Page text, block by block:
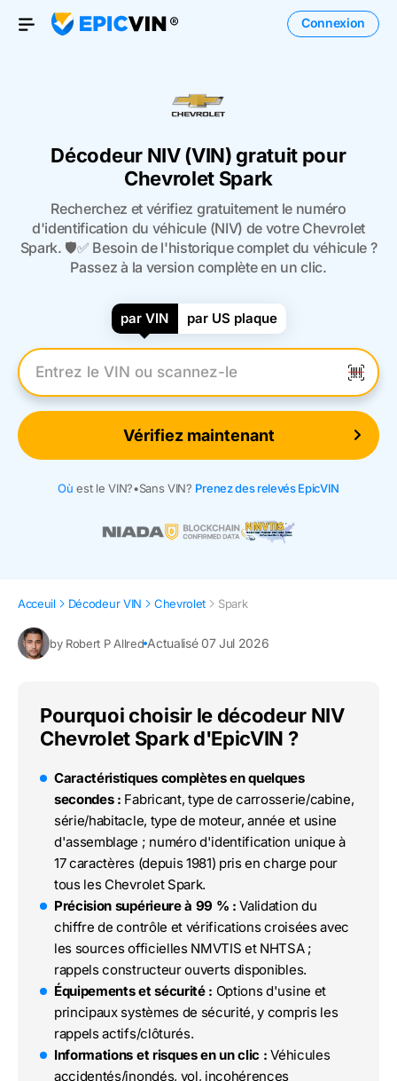
Open Menu
Connexion
Décodeur NIV (VIN) gratuit pour
Chevrolet Spark
Recherchez et vérifiez gratuitement le numéro
d'identification du véhicule (NIV) de votre Chevrolet
Spark. 🛡️✅ Besoin de l'historique complet du véhicule ?
Passez à la version complète en un clic.
par VIN par US plaque
Entrez le numéro VIN
Vérifiez maintenant
Où est le VIN?•Sans VIN? Prenez des relevés EpicVIN
Acceuil Décodeur VIN Chevrolet Spark
by Robert P Allred Actualisé 07 Jul 2026
Pourquoi choisir le décodeur NIV
Chevrolet Spark d'EpicVIN ?
Caractéristiques complètes en quelques
secondes : Fabricant, type de carrosserie/cabine,
série/habitacle, type de moteur, année et usine
d'assemblage ; numéro d'identification unique à
17 caractères (depuis 1981) pris en charge pour
tous les Chevrolet Spark.
Précision supérieure à 99 % : Validation du
chiffre de contrôle et vérifications croisées avec
les sources officielles NMVTIS et NHTSA ;
rappels constructeur ouverts disponibles.
Équipements et sécurité : Options d'usine et
principaux systèmes de sécurité, y compris les
rappels actifs/clôturés.
Informations et risques en un clic : Véhicules
accidentés/inondés, vol, incohérences